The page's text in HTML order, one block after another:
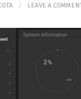
/ LEAVE A